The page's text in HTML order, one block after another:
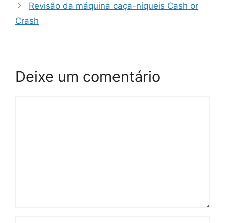
e
g
a
Revisão da máquina caça-níqueis Cash or
Crash
Deixe um comentário